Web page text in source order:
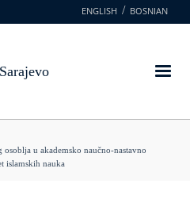
ENGLISH BOSNIAN
u akademsko naučno-nastavno
islamskih nauka